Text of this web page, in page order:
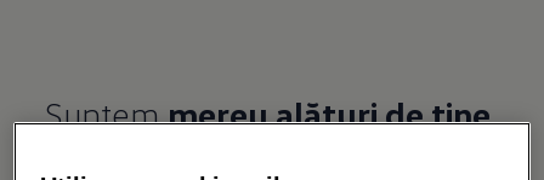
Suntemmereu alături de tine